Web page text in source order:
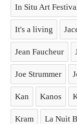
In Situ Art
It's a living
Jean Faucheur
Joe Strummer
Kan Kanos
Kram La Nuit